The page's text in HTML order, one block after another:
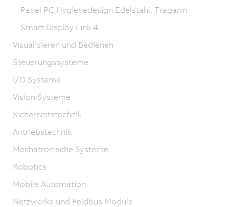
Panel PC Hygienedesign Edelstahl, Tragarm
Smart Display Link 4
Visualisieren und Bedienen
Steuerungssysteme
I/O Systeme
Vision Systeme
Sicherheitstechnik
Antriebstechnik
Mechatronische Systeme
Robotics
Mobile Automation
Netzwerke und Feldbus Module